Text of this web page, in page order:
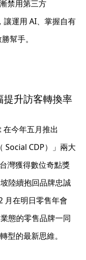
禁用第三方
讓運用 AI、掌握自有
幫手。
提升訪客轉換率
今年五月推出
Social CDP）」兩大
灣獲得數位奇點獎
陸續抱回品牌忠誠
月在明日零售年會
態的零售品牌一同
型的最新思維。